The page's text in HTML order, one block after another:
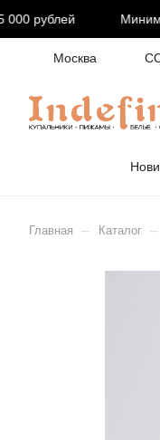
рублей
Москва
Главная – Каталог –